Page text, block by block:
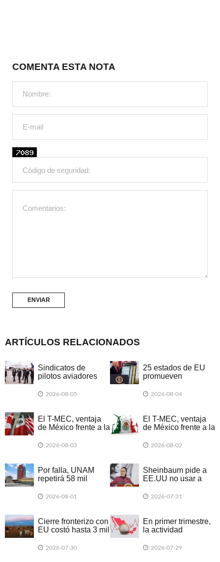
COMENTA ESTA NOTA
ARTÍCULOS RELACIONADOS
Sindicatos de
pilotos aviadores
incluirlos en
2026-08-05
25 estados de EU
promueven
por nuevos
2026-08-04
El T-MEC, ventaja
de México frente a la
2026-08-03
El T-MEC, ventaja
de México frente a la
2026-08-02
Por falla, UNAM
repetirá 58 mil
presencial
2026-08-01
Sheinbaum pide a
EE.UU no usar a
electoral
2026-07-31
Cierre fronterizo con
EU costó hasta 3 mil
2026-07-30
En primer trimestre,
la actividad
en 20 entidades
2026-07-29